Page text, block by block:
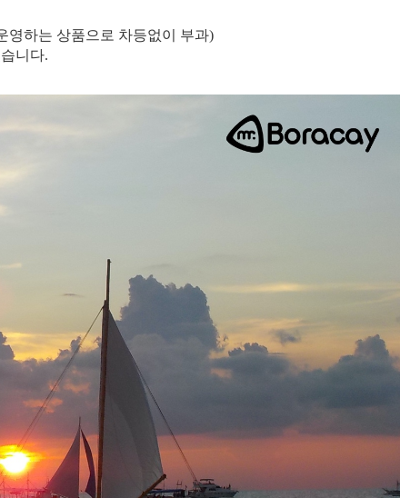
영하는 상품으로 차등없이 부과)
니다.